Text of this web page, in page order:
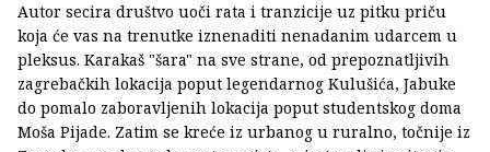
Autor secira društvo uoči rata i tranzicije uz pitku priču
koja će vas na trenutke iznenaditi nenadanim udarcem u
pleksus. Karakaš "šara" na sve strane, od prepoznatljivih
zagrebačkih lokacija poput legendarnog Kulušića, Jabuke
do pomalo zaboravljenih lokacija poput studentskog doma
Moša Pijade. Zatim se kreće iz urbanog u ruralno, točnije iz